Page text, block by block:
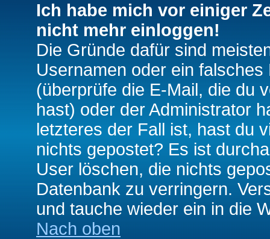
Ich habe mich vor einiger
nicht mehr einloggen!
Die Gründe dafür sind
Usernamen oder ein
(überprüfe die E-Mail, die du
hast) oder der Administrator
letzteres der Fall ist, hast du
nichts gepostet? Es ist
User löschen, die nichts
Datenbank zu verringern.
und tauche wieder ein in die
Nach oben